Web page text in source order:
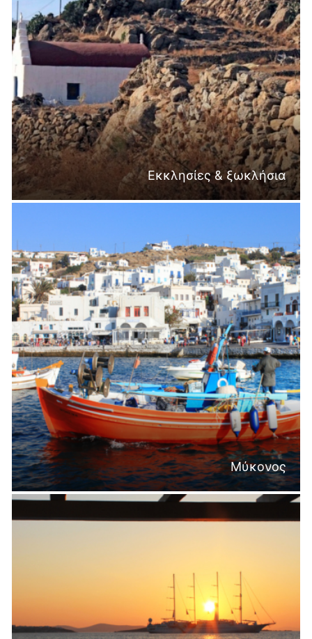
Εκκλησίες & ξωκλήσια
Μύκονος